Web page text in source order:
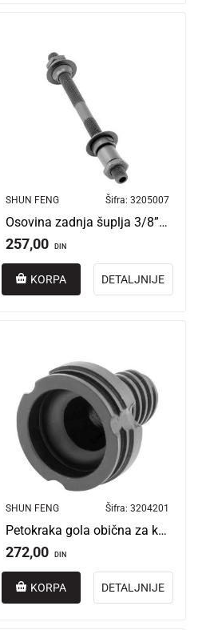
SHUN FENG Šifra: 3205007
Osovina zadnja šuplja 3/8” x 140 mm
257,00 DIN
KORPA DETALJNIJE
SHUN FENG Šifra: 3204201
Petokraka gola obična za kinesku kontra glavu
272,00 DIN
KORPA DETALJNIJE